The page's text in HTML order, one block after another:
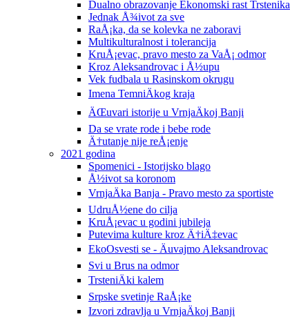
Dualno obrazovanje Ekonomski rast Trstenika
Jednak Å¾ivot za sve
RaÅ¡ka, da se kolevka ne zaboravi
Multikulturalnost i tolerancija
KruÅ¡evac, pravo mesto za VaÅ¡ odmor
Kroz Aleksandrovac i Å½upu
Vek fudbala u Rasinskom okrugu
Imena TemniÄkog kraja
ÄŒuvari istorije u VrnjaÄkoj Banji
Da se vrate rode i bebe rode
Ä†utanje nije reÅ¡enje
2021 godina
Spomenici - Istorijsko blago
Å½ivot sa koronom
VrnjaÄka Banja - Pravo mesto za sportiste
UdruÅ½ene do cilja
KruÅ¡evac u godini jubileja
Putevima kulture kroz Ä†iÄ‡evac
EkoOsvesti se - Äuvajmo Aleksandrovac
Svi u Brus na odmor
TrsteniÄki kalem
Srpske svetinje RaÅ¡ke
Izvori zdravlja u VrnjaÄkoj Banji